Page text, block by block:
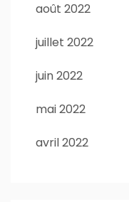
août 2022
juillet 2022
juin 2022
mai 2022
avril 2022